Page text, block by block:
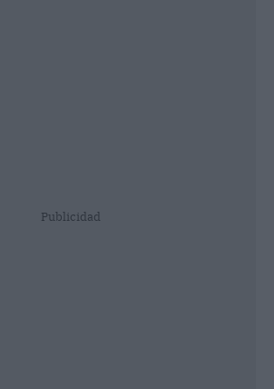
Publicidad